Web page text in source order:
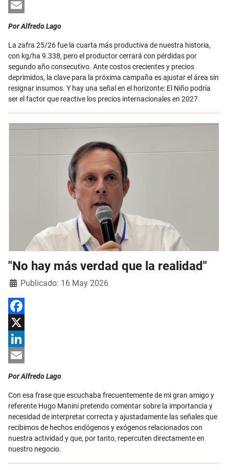
LinkedIn
Email
Por Alfredo Lago
La zafra 25/26 fue la cuarta más productiva de nuestra historia,
con kg/ha 9.338, pero el productor cerrará con pérdidas por
segundo año consecutivo. Ante costos crecientes y precios
deprimidos, la clave para la próxima campaña es ajustar el área sin
resignar insumos. Y hay una señal en el horizonte: El Niño podría
ser el factor que reactive los precios internacionales en 2027.
"No hay más verdad que la realidad"
DetallesPublicado: 16 May 2026
Facebook
X
LinkedIn
Email
Por Alfredo Lago
Con esa frase que escuchaba frecuentemente de mi gran amigo y
referente Hugo Manini pretendo comentar sobre la importancia y
necesidad de interpretar correcta y ajustadamente las señales que
recibimos de hechos endógenos y exógenos relacionados con
nuestra actividad y que, por tanto, repercuten directamente en
nuestro negocio.